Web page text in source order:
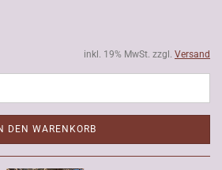
inkl. 19% MwSt. zzgl. Versand
DEN WARENKORB